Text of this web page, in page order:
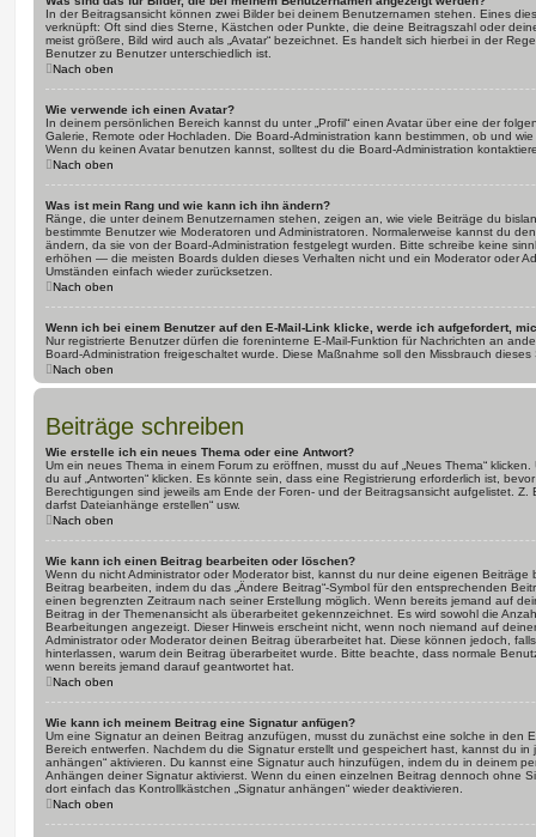
In der Beitragsansicht können zwei Bilder bei deinem Benutzernamen stehen. Eines
verknüpft: Oft sind dies Sterne, Kästchen oder Punkte, die deine Beitragszahl oder
meist größere, Bild wird auch als „Avatar“ bezeichnet. Es handelt sich hierbei in der
Benutzer zu Benutzer unterschiedlich ist.
Nach oben
Wie verwende ich einen Avatar?
In deinem persönlichen Bereich kannst du unter „Profil“ einen Avatar über eine der
Galerie, Remote oder Hochladen. Die Board-Administration kann bestimmen, ob und
Wenn du keinen Avatar benutzen kannst, solltest du die Board-Administration
Nach oben
Was ist mein Rang und wie kann ich ihn ändern?
Ränge, die unter deinem Benutzernamen stehen, zeigen an, wie viele Beiträge du
bestimmte Benutzer wie Moderatoren und Administratoren. Normalerweise kannst du
ändern, da sie von der Board-Administration festgelegt wurden. Bitte schreibe keine
erhöhen — die meisten Boards dulden dieses Verhalten nicht und ein Moderator oder
Umständen einfach wieder zurücksetzen.
Nach oben
Wenn ich bei einem Benutzer auf den E-Mail-Link klicke, werde ich aufgefordert,
Nur registrierte Benutzer dürfen die foreninterne E-Mail-Funktion für Nachrichten an
Board-Administration freigeschaltet wurde. Diese Maßnahme soll den Missbrauch
Nach oben
Beiträge schreiben
Wie erstelle ich ein neues Thema oder eine Antwort?
Um ein neues Thema in einem Forum zu eröffnen, musst du auf „Neues Thema“
du auf „Antworten“ klicken. Es könnte sein, dass eine Registrierung erforderlich ist,
Berechtigungen sind jeweils am Ende der Foren- und der Beitragsansicht aufgelistet. Z.
darfst Dateianhänge erstellen“ usw.
Nach oben
Wie kann ich einen Beitrag bearbeiten oder löschen?
Wenn du nicht Administrator oder Moderator bist, kannst du nur deine eigenen
Beitrag bearbeiten, indem du das „Ändere Beitrag“-Symbol für den entsprechenden
einen begrenzten Zeitraum nach seiner Erstellung möglich. Wenn bereits jemand auf
Beitrag in der Themenansicht als überarbeitet gekennzeichnet. Es wird sowohl die
Bearbeitungen angezeigt. Dieser Hinweis erscheint nicht, wenn noch niemand auf
Administrator oder Moderator deinen Beitrag überarbeitet hat. Diese können jedoch,
hinterlassen, warum dein Beitrag überarbeitet wurde. Bitte beachte, dass normale
wenn bereits jemand darauf geantwortet hat.
Nach oben
Wie kann ich meinem Beitrag eine Signatur anfügen?
Um eine Signatur an deinen Beitrag anzufügen, musst du zunächst eine solche in den
Bereich entwerfen. Nachdem du die Signatur erstellt und gespeichert hast, kannst du in
anhängen“ aktivieren. Du kannst eine Signatur auch hinzufügen, indem du in deinem
Anhängen deiner Signatur aktivierst. Wenn du einen einzelnen Beitrag dennoch ohne
dort einfach das Kontrollkästchen „Signatur anhängen“ wieder deaktivieren.
Nach oben